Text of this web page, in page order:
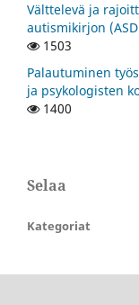
Välttelevä ja
autismikirjon
1503
Palautuminen
ja psykologisten
1400
Selaa
Kategoriat